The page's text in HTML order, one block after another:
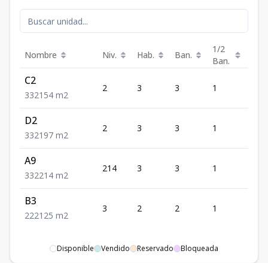
Nombre Niv. Hab. Ban.
1/2
Ban.
C2
332154 m2
2 3 3 1
D2
332197 m2
2 3 3 1
A9
332214 m2
214 3 3 1
B3
222125 m2
3 2 2 1
Disponible Vendido Reservado Bloqueada